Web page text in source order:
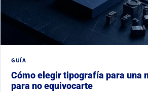
GUÍA
Cómo elegir tipografía para una
para no equivocarte